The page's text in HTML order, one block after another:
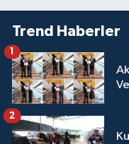
Trend Haberler
1
2